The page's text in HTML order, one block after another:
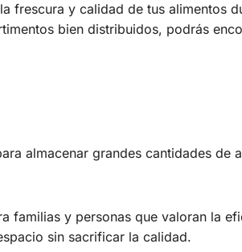
frescura y calidad de tus alimentos
bien distribuidos, podrás
almacenar grandes cantidades de
familias y personas que valoran la
sin sacrificar la calidad.